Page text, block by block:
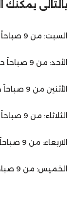
بالتالى
السبت: من 9 صباحاً حتي 6مساءً
الأحد: من 9 صباحاً حتي 6مساءً
الأثنين من 9 صباحاً حتي 6مساءً
الثلاثاء: من 9 صباحاً حتي 6مساءً
الاربعاء: من 9 صباحاً حتي 6مساءً
الخميس: من 9 صباحاً حتي 6مساءً